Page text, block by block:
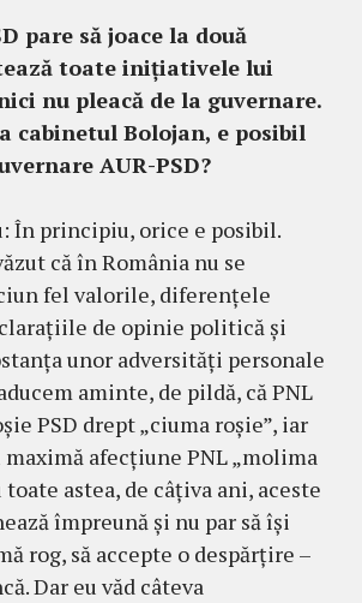
pare să joace la două
toate inițiativele lui
nu pleacă de la guvernare.
cabinetul Bolojan, e posibil
AUR-PSD?
În principiu, orice e posibil.
că în România nu se
fel valorile, diferențele
de opinie politică și
unor adversități personale
aminte, de pildă, că PNL
PSD drept „ciuma roșie”, iar
maximă afecțiune PNL „molima
toate astea, de câțiva ani, aceste
împreună și nu par să își
rog, să accepte o despărțire –
Dar eu văd câteva